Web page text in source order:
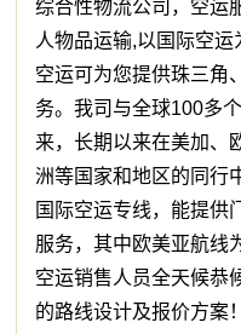
综合性物流公司，空运
人物品运输,以国际空
空运可为您提供珠三角
务。我司与全球100多
来，长期以来在美加、
洲等国家和地区的同行
国际空运专线，能提供
服务，其中欧美亚航线
空运销售人员全天候恭
的路线设计及报价方